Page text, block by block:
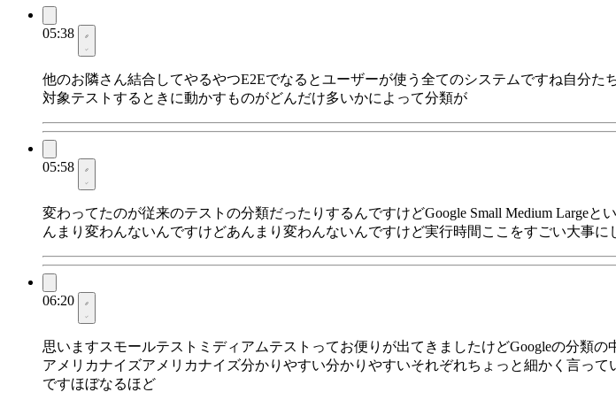
05:38
他のお隣さん結合してやるやつE2Eでなるとユーザーが使う全てのシステムですね自分
対象テストするときに動かすものがどんだけ多いかによって分類が
05:58
変わってたのが従来のテストの分類だったりするんですけどGoogle Small Medium Large
んまり変わんないんですけどあんまり変わんないんですけど実行時間ここをすごい大事
06:20
思いますスモールテストミディアムテストってお便りが出てきましたけどGoogleの分類
アメリカナイズアメリカナイズ分かりやすい分かりやすいそれぞれちょっと細かく言っ
ですほぼなるほど